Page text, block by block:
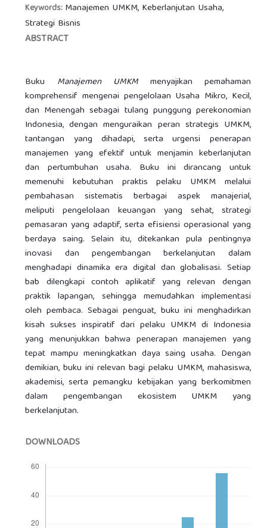
Keywords: Manajemen UMKM, Keberlanjutan Usaha,
Strategi Bisnis
ABSTRACT
Buku Manajemen UMKMmenyajikan pemahaman
komprehensif mengenai pengelolaan Usaha Mikro, Kecil,
dan Menengah sebagai tulang punggung perekonomian
Indonesia, dengan menguraikan peran strategis UMKM,
tantangan yang dihadapi, serta urgensi penerapan
manajemen yang efektif untuk menjamin keberlanjutan
dan pertumbuhan usaha. Buku ini dirancang untuk
memenuhi kebutuhan praktis pelaku UMKM melalui
pembahasan sistematis berbagai aspek manajerial,
meliputi pengelolaan keuangan yang sehat, strategi
pemasaran yang adaptif, serta efisiensi operasional yang
berdaya saing. Selain itu, ditekankan pula pentingnya
inovasi dan pengembangan berkelanjutan dalam
menghadapi dinamika era digital dan globalisasi. Setiap
bab dilengkapi contoh aplikatif yang relevan dengan
praktik lapangan, sehingga memudahkan implementasi
oleh pembaca. Sebagai penguat, buku ini menghadirkan
kisah sukses inspiratif dari pelaku UMKM di Indonesia
yang menunjukkan bahwa penerapan manajemen yang
tepat mampu meningkatkan daya saing usaha. Dengan
demikian, buku ini relevan bagi pelaku UMKM, mahasiswa,
akademisi, serta pemangku kebijakan yang berkomitmen
dalam pengembangan ekosistem UMKM yang
berkelanjutan.
DOWNLOADS